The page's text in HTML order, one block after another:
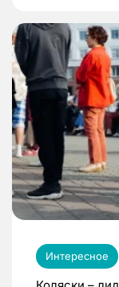
Интересное